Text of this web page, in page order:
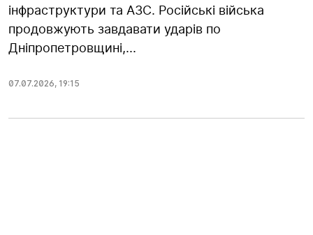
інфраструктури та АЗС. Російські війська
продовжують завдавати ударів по
Дніпропетровщині,...
07.07.2026, 19:15